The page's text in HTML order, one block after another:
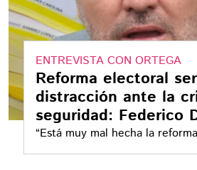
ENTREVISTA CON ORTEGA
Reforma electoral
distracción ante la
seguridad: Federico
“Está muy mal hecha la
del PAN, Federico Döring,